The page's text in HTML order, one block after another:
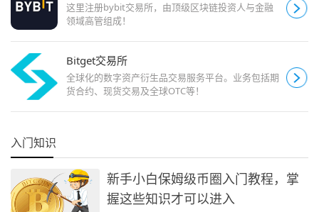
这里注册bybit交易所，由顶级区块链投资人与金融
领域高管组成！
Bitget交易所
全球化的数字资产衍生品交易服务平台。业务包括期
货合约、现货交易及全球OTC等！
入门知识
新手小白保姆级币圈入门教程，掌
握这些知识才可以进入